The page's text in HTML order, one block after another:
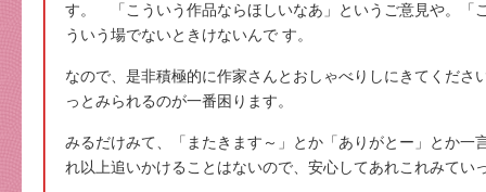
す。 「こういう作品ならほしいなあ」というご意見や。「
ういう場でないときけないんで す。
なので、是非積極的に作家さんとおしゃべりしにきてくだ
っとみられるのが一番困ります。
みるだけみて、「またきます～」とか「ありがとー」とか一
れ以上追いかけることはないので、安心してあれこれみてい